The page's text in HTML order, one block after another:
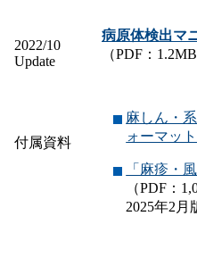
2022/10
Update
病原体検出マ
（PDF：1.2MB
付属資料
麻しん・
ォーマット
「麻疹・
（PDF：
2025年2月